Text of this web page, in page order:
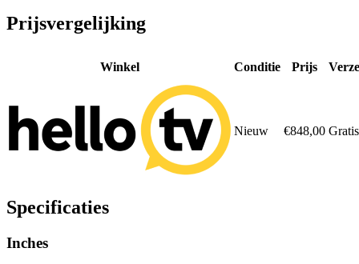
Prijsvergelijking
Winkel Conditie Prijs
Nieuw €848,00 Gratis
Specificaties
Inches